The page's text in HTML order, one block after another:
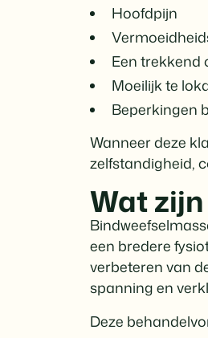
Hoofdpijn
Een trekkend
Moeilijk te
Beperkingen
Wanneer deze
zelfstandigheid,
Wat
een bredere
verbeteren van
spanning en
Deze